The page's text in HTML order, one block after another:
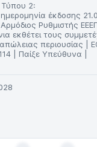
Τύπου 2:
έκδοσης
Ρυθμιστής
εκθέτει τους
απώλειας περιουσίας
| Παίξε Υπεύθυνα |